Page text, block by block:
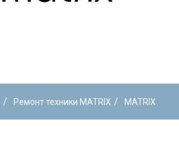
/ Ремонт техники MATRIX / MATRIX